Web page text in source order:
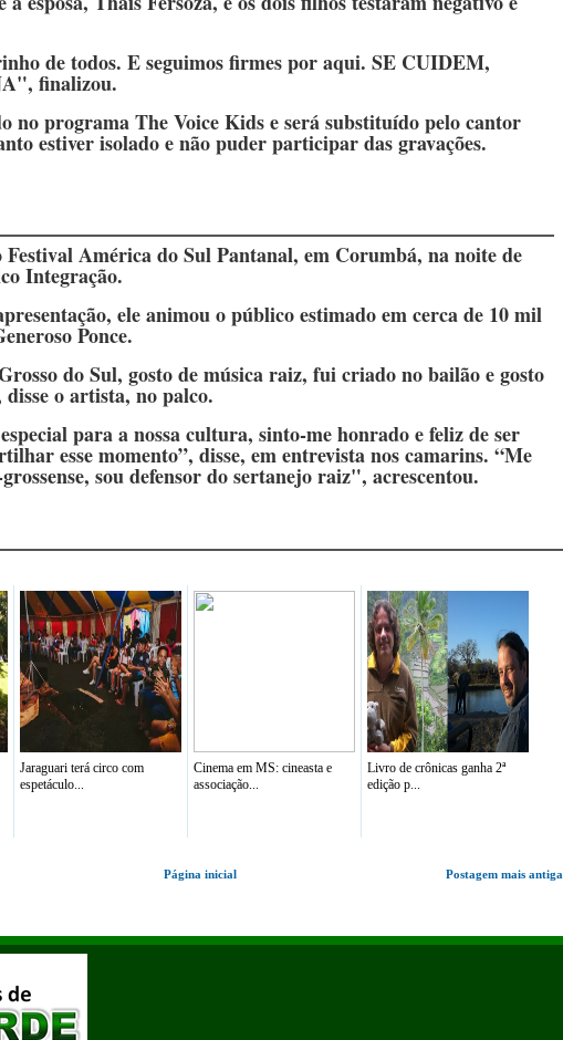
de todos. E seguimos firmes por aqui. SE CUIDEM,
finalizou.
no programa The Voice Kids e será substituído pelo cantor
estiver isolado e não puder participar das gravações.
América do Sul Pantanal, em Corumbá, na noite de
Integração.
ele animou o público estimado em cerca de 10 mil
Ponce.
do Sul, gosto de música raiz, fui criado no bailão e gosto
disse o artista, no palco.
para a nossa cultura, sinto-me honrado e feliz de ser
esse momento”, disse, em entrevista nos camarins. “Me
sou defensor do sertanejo raiz", acrescentou.
Jaraguari terá circo com
espetáculo...
Cinema em MS: cineasta e
associação...
Livro de crônicas ganha 2ª
edição p...
Postagem mais antiga
Página inicial